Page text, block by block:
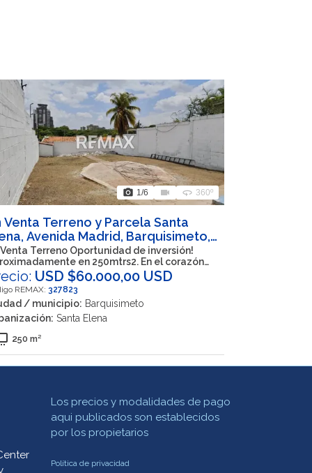
photo_camera 1 /6 videocam 360 360º
Venta Terreno y Parcela Santa
Avenida Madrid, Barquisimeto,
Lara, 3001, VEN
Venta Terreno Oportunidad de inversión!
en 250mtrs2. En el corazón
este de Santa Elena.
USD $60.000,00 USD
REMAX: 327823
/ municipio: Barquisimeto
Santa Elena
250 m²
Los precios y modalidades de pago
aqui publicados son establecidos
por los propietarios
Política de privacidad